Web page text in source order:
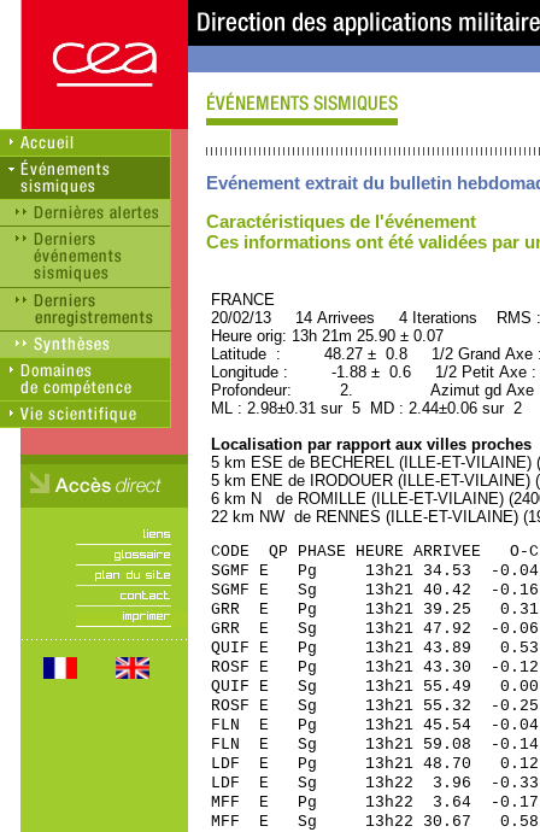
Evénement extrait du bulletin
Caractéristiques de l'événement
Ces informations ont été validées par
FRANCE ORID :
20/02/13 14 Arrivees 4 Iterations RMS
Heure orig: 13h 21m 25.90 ± 0.07
Latitude : 48.27 ± 0.8 1/2 Grand
Longitude : -1.88 ± 0.6 1/2 Petit Axe
Profondeur: 2. Azimut gd Axe :
ML : 2.98±0.31 sur 5 MD : 2.44±0.06 sur 2
Localisation par rapport aux villes proches
5 km ESE de BECHEREL (ILLE-ET-VILAINE)
5 km ENE de IRODOUER (ILLE-ET-VILAINE)
6 km N de ROMILLE (ILLE-ET-VILAINE)
22 km NW de RENNES (ILLE-ET-VILAINE)
CODE QP PHASE HEURE
SGMF E Pg 13h21 34.53 -
SGMF E Sg 13h21 40.42
GRR E Pg 13h21 39.25
GRR E Sg 13h21 47.92
QUIF E Pg 13h21 43.89 0.53
ROSF E Pg 13h21 43.30 -0.12
QUIF E Sg 13h21 55.49
ROSF E Sg 13h21 55.32 -
FLN E Pg 13h21 45.54 -
FLN E Sg 13h21 59.08 -
LDF E Pg 13h21 48.70 0.12
LDF E Sg 13h22 3.96 -
MFF E Pg 13h22 3.64 -0.17
MFF E Sg 13h22 30.67